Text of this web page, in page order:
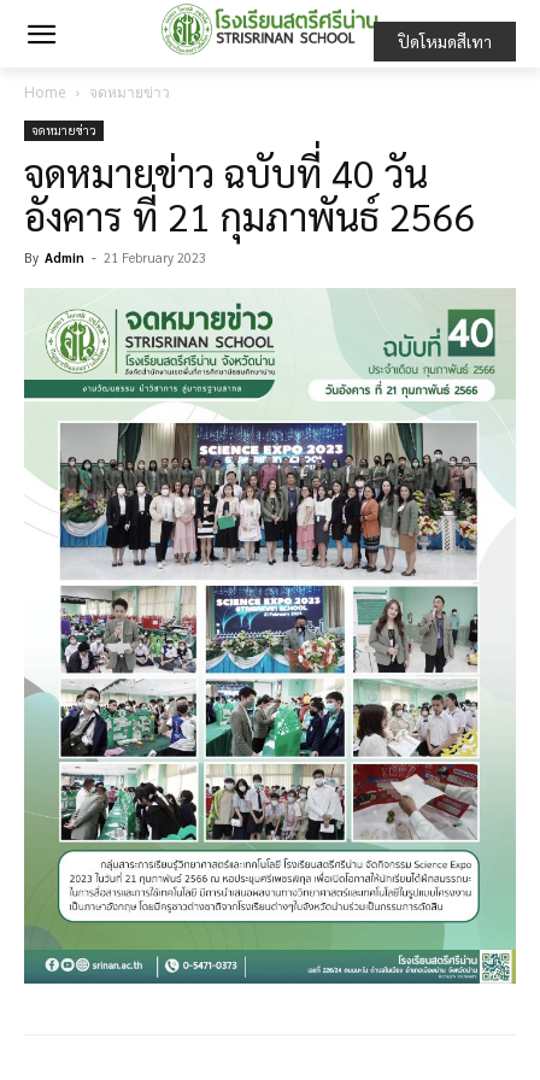
Home จดหมายข่าว
จดหมายข่าว
จดหมายข่าว ฉบับที่ 40 วัน
อังคาร ที่ 21 กุมภาพันธ์ 2566
By Admin - 21 February 2023
ปิดโหมดสีเทา